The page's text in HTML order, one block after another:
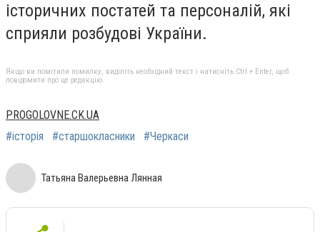
історичних постатей та персоналій, які
сприяли розбудові України.
Якщо ви помітили помилку, виділіть необхідний текст і натисніть Ctrl + Enter, щоб
повідомити про це редакцію
PROGOLOVNE.CK.UA
#історія
#старшокласники #Черкаси
Татьяна Валерьевна Лянная